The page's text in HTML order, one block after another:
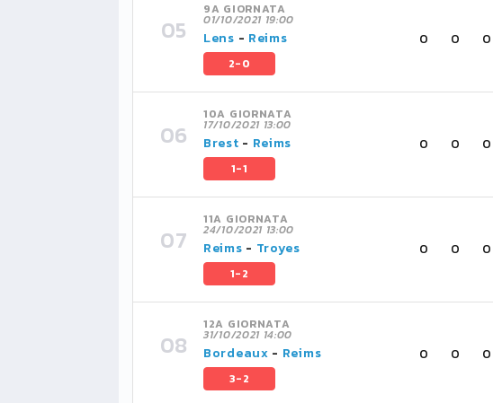
9A GIORNATA
01/10/2021 19:00
Lens - Reims
2-0
0 0 0
10A GIORNATA
17/10/2021 13:00
Brest - Reims
1-1
0 0 0
11A GIORNATA
24/10/2021 13:00
Reims - Troyes
1-2
0 0 0
12A GIORNATA
31/10/2021 14:00
Bordeaux - Reims
3-2
0 0 0